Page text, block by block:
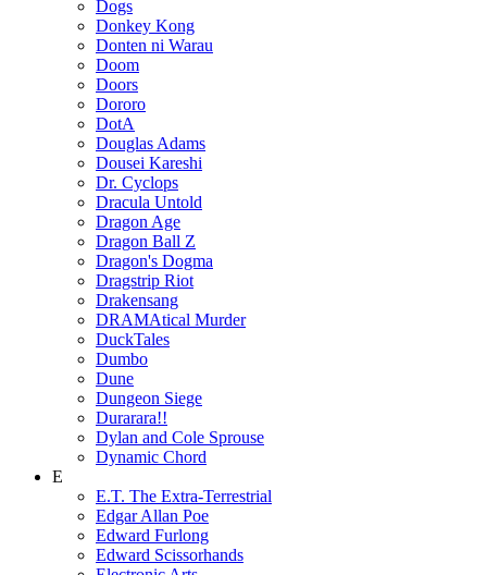
Dogs
Donkey Kong
Donten ni Warau
Doom
Doors
Dororo
DotA
Douglas Adams
Dousei Kareshi
Dr. Cyclops
Dracula Untold
Dragon Age
Dragon Ball Z
Dragon's Dogma
Dragstrip Riot
Drakensang
DRAMAtical Murder
DuckTales
Dumbo
Dune
Dungeon Siege
Durarara!!
Dylan and Cole Sprouse
Dynamic Chord
E
E.T. The Extra-Terrestrial
Edgar Allan Poe
Edward Furlong
Edward Scissorhands